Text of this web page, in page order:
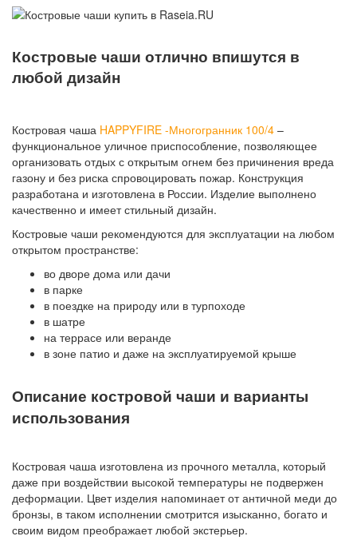
Костровые чаши отлично впишутся в
любой дизайн
Костровая чаша HAPPYFIRE -Многогранник 100/4 –
функциональное уличное приспособление, позволяющее
организовать отдых с открытым огнем без причинения вреда
газону и без риска спровоцировать пожар. Конструкция
разработана и изготовлена в России. Изделие выполнено
качественно и имеет стильный дизайн.
Костровые чаши рекомендуются для эксплуатации на любом
открытом пространстве:
во дворе дома или дачи
в парке
в поездке на природу или в турпоходе
в шатре
на террасе или веранде
в зоне патио и даже на эксплуатируемой крыше
Описание костровой чаши и варианты
использования
Костровая чаша изготовлена из прочного металла, который
даже при воздействии высокой температуры не подвержен
деформации. Цвет изделия напоминает от античной меди до
бронзы, в таком исполнении смотрится изысканно, богато и
своим видом преображает любой экстерьер.